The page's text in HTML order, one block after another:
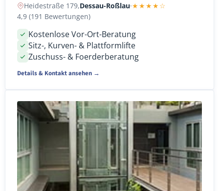
Heidestraße 179,Dessau-Roßlau·★★★★☆
4,9 (191 Bewertungen)
Kostenlose Vor-Ort-Beratung
Sitz-, Kurven- & Plattformlifte
Zuschuss- & Foerderberatung
Details & Kontakt ansehen →